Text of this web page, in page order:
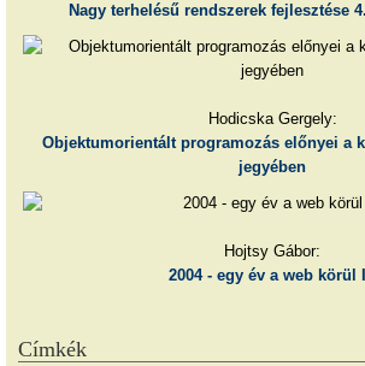
Nagy terhelésű rendszerek fejlesztése
Hodicska Gergely:
Objektumorientált programozás előnyei a
jegyében
Hojtsy Gábor:
2004 - egy év a web körül
Címkék